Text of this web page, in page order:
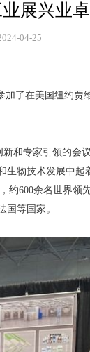
展兴业
04-25
了在美国纽约贾
和专家引领的会
物技术发展中起
600余名世界领
等国家。